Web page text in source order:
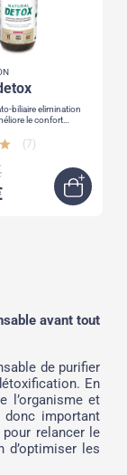
elimination
star (7)
avant tout
de purifier
En
l’organisme et
important
pour relancer le
d’optimiser les